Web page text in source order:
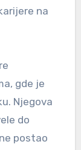
na
gde je
Njegova
do
postao